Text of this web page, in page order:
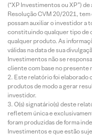
(“XP Investimentos ou XP”)
Resolução CVM 20/2021,
possam auxiliar o investidor a
constituindo qualquer tipo de
qualquer produto. As
válidas na data de sua
Investimentos não se
cliente com base no presente
Este relatório foi elaborado
produtos de modo a gerar
investidor.
O(s) signatário(s) deste
refletem única e
foram produzidas de forma
Investimentos e que estão